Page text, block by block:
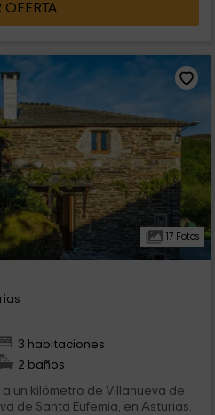
OFERTA
17 Fotos
3 habitaciones
2 baños
un kilómetro de Villanueva de
de Santa Eufemia, en Asturias.